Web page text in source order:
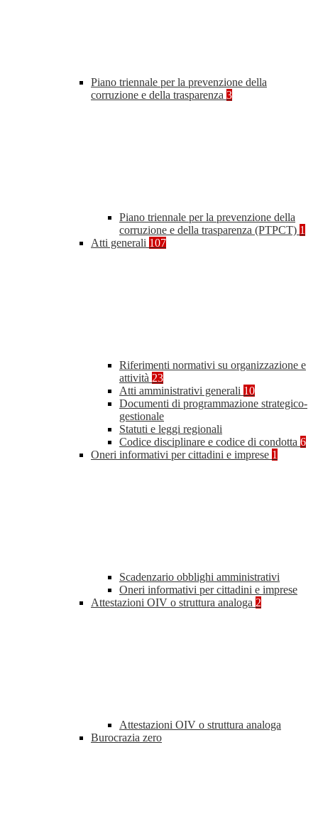
Piano triennale per la prevenzione della
corruzione e della trasparenza 3
Piano triennale per la prevenzione della
corruzione e della trasparenza (PTPCT) 1
Atti generali 107
Riferimenti normativi su organizzazione e
attività 23
Atti amministrativi generali 10
Documenti di programmazione strategico-
gestionale
Statuti e leggi regionali
Codice disciplinare e codice di condotta 6
Oneri informativi per cittadini e imprese 1
Scadenzario obblighi amministrativi
Oneri informativi per cittadini e imprese
Attestazioni OIV o struttura analoga 2
Attestazioni OIV o struttura analoga
Burocrazia zero